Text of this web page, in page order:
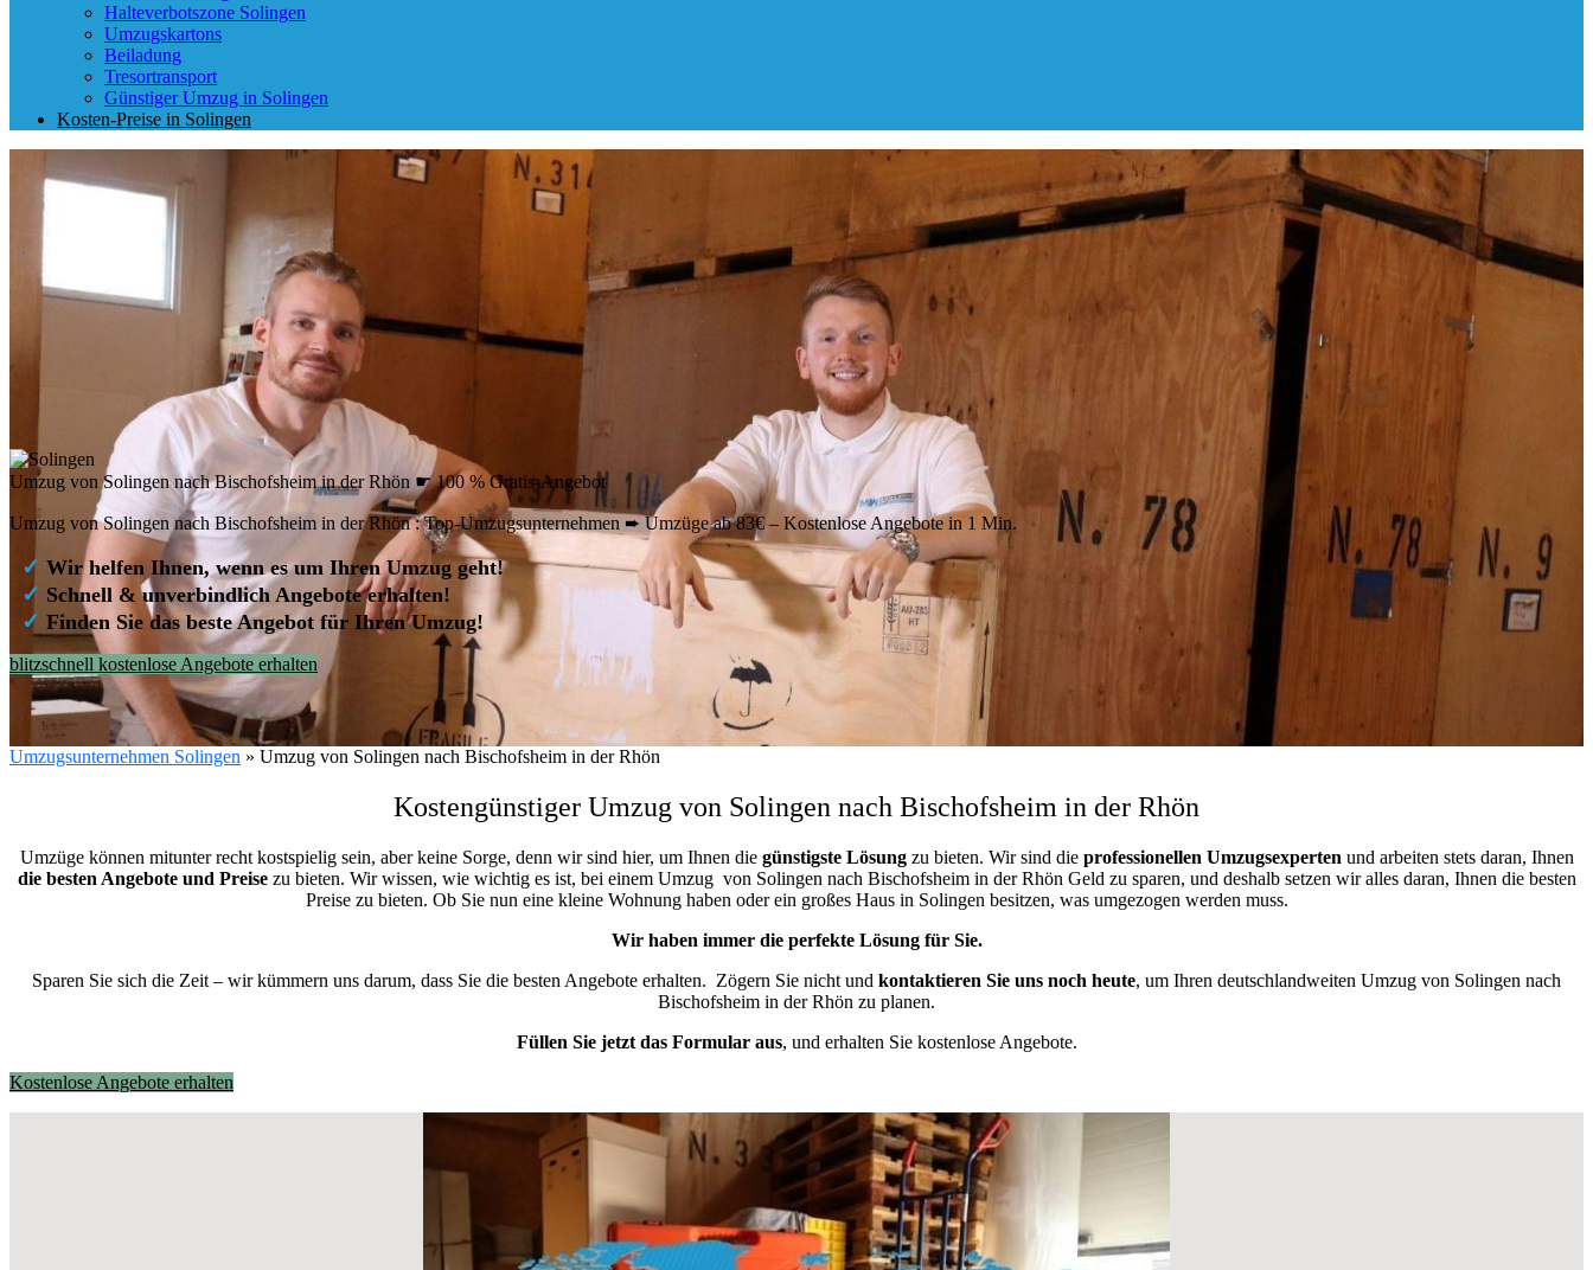
Halteverbotszone Solingen
Umzugskartons
Beiladung
Tresortransport
Günstiger Umzug in Solingen
Kosten-Preise in Solingen
Umzug von Solingen nach Bischofsheim in der Rhön ☛ 100 % Gratis-Angebot
Umzug von Solingen nach Bischofsheim in der Rhön : Top-Umzugsunternehmen ➨ Umzüge ab 83€ – Kostenlose Angebote in 1 Min.
✓ Wir helfen Ihnen, wenn es um Ihren Umzug geht!
✓ Schnell & unverbindlich Angebote erhalten!
✓ Finden Sie das beste Angebot für Ihren Umzug!
blitzschnell kostenlose Angebote erhalten
Umzugsunternehmen Solingen » Umzug von Solingen nach Bischofsheim in der Rhön
Kostengünstiger Umzug von Solingen nach Bischofsheim in der Rhön
Umzüge können mitunter recht kostspielig sein, aber keine Sorge, denn wir sind hier, um Ihnen die günstigste Lösungzu bieten. Wir sind die professionellen Umzugsexperten und arbeiten stets daran, Ihnen
die besten Angebote und Preisezu bieten. Wir wissen, wie wichtig es ist, bei einem Umzug von Solingen nach Bischofsheim in der Rhön Geld zu sparen, und deshalb setzen wir alles daran, Ihnen die besten
Preise zu bieten. Ob Sie nun eine kleine Wohnung haben oder ein großes Haus in Solingen besitzen, was umgezogen werden muss.
Wir haben immer die perfekte Lösung für Sie.
Sparen Sie sich die Zeit – wir kümmern uns darum, dass Sie die besten Angebote erhalten. Zögern Sie nicht und kontaktieren Sie uns noch heute, um Ihren deutschlandweiten Umzug von Solingen nach
Bischofsheim in der Rhön zu planen.
Füllen Sie jetzt das Formular aus, und erhalten Sie kostenlose Angebote.
Kostenlose Angebote erhalten